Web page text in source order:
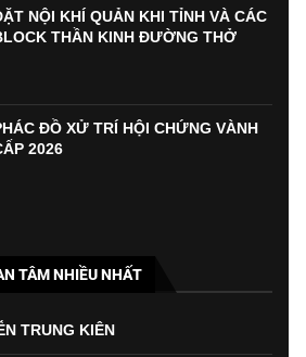
NỘI KHÍ QUẢN KHI TỈNH VÀ CÁC
THẦN KINH ĐƯỜNG THỞ
ĐỒ XỬ TRÍ HỘI CHỨNG VÀNH
2026
TÂM NHIỀU NHẤT
TRUNG KIÊN